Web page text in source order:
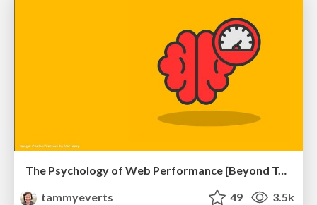
The Psychology of Web Performance [Beyond Tellerrand 2023]
tammyeverts
49 3.5k